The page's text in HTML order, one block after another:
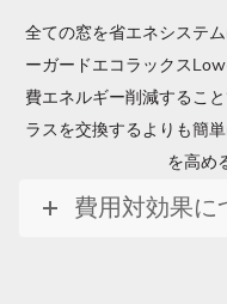
全ての窓を省エネシステ
ーガードエコラックス
費エネルギー削減するこ
ラスを交換するよりも簡
を高め
費用対効果に